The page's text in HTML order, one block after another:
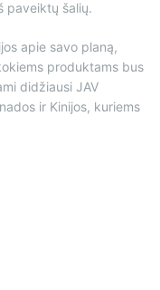
paveiktų šalių.
apie savo planą,
produktams bus
didžiausi JAV
ir Kinijos, kuriems